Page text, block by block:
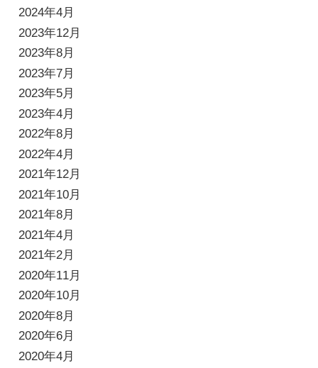
2024年4月
2023年12月
2023年8月
2023年7月
2023年5月
2023年4月
2022年8月
2022年4月
2021年12月
2021年10月
2021年8月
2021年4月
2021年2月
2020年11月
2020年10月
2020年8月
2020年6月
2020年4月